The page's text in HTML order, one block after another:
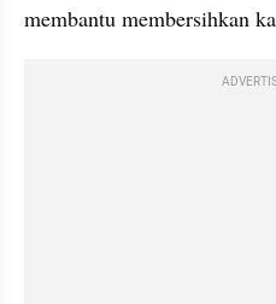
membantu membersihkan